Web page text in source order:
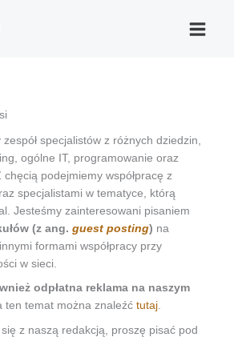
specjalistów z różnych dziedzin,
ogólne IT, programowanie oraz
podejmiemy współpracę z
specjalistami w tematyce, którą
Jesteśmy zainteresowani pisaniem
(z ang. guest posting) na
formami współpracy przy
w sieci.
odpłatna reklama na naszym
ten temat można znaleźć tutaj.
z naszą redakcją, proszę pisać pod